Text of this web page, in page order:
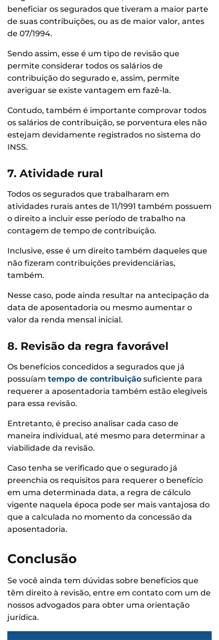
beneficiar os segurados que tiveram a maior parte
de suas contribuições, ou as de maior valor, antes
de 07/1994.
Sendo assim, esse é um tipo de revisão que
permite considerar todos os salários de
contribuição do segurado e, assim, permite
averiguar se existe vantagem em fazê-la.
Contudo, também é importante comprovar todos
os salários de contribuição, se porventura eles não
estejam devidamente registrados no sistema do
INSS.
7. Atividade rural
Todos os segurados que trabalharam em
atividades rurais antes de 11/1991 também possuem
o direito a incluir esse período de trabalho na
contagem de tempo de contribuição.
Inclusive, esse é um direito também daqueles que
não fizeram contribuições previdenciárias,
também.
Nesse caso, pode ainda resultar na antecipação da
data de aposentadoria ou mesmo aumentar o
valor da renda mensal inicial.
8. Revisão da regra favorável
Os benefícios concedidos a segurados que já
possuíam tempo de contribuição suficiente para
requerer a aposentadoria também estão elegíveis
para essa revisão.
Entretanto, é preciso analisar cada caso de
maneira individual, até mesmo para determinar a
viabilidade da revisão.
Caso tenha se verificado que o segurado já
preenchia os requisitos para requerer o benefício
em uma determinada data, a regra de cálculo
vigente naquela época pode ser mais vantajosa do
que a calculada no momento da concessão da
aposentadoria.
Conclusão
Se você ainda tem dúvidas sobre benefícios que
têm direito à revisão, entre em contato com um de
nossos advogados para obter uma orientação
jurídica.